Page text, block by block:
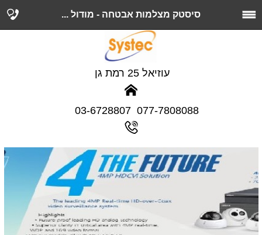
סיסטק מצלמות אבטחה - מודול ...
077-7808088 03-6728807
עוזיאל 25 רמת גן